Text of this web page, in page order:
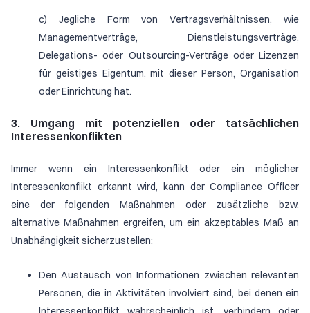
c) Jegliche Form von Vertragsverhältnissen, wie
Managementverträge, Dienstleistungsverträge,
Delegations- oder Outsourcing-Verträge oder Lizenzen
für geistiges Eigentum, mit dieser Person, Organisation
oder Einrichtung hat.
3. Umgang mit potenziellen oder tatsächlichen
Interessenkonflikten
Immer wenn ein Interessenkonflikt oder ein möglicher
Interessenkonflikt erkannt wird, kann der Compliance Officer
eine der folgenden Maßnahmen oder zusätzliche bzw.
alternative Maßnahmen ergreifen, um ein akzeptables Maß an
Unabhängigkeit sicherzustellen:
Den Austausch von Informationen zwischen relevanten
Personen, die in Aktivitäten involviert sind, bei denen ein